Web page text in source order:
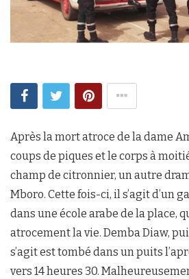
Après la mort atroce de la dame
coups de piques et le corps à
champ de citronnier, un autre
Mboro. Cette fois-ci, il s’agit d’un
dans une école arabe de la place,
atrocement la vie. Demba Diaw,
s’agit est tombé dans un puits
vers 14 heures 30.